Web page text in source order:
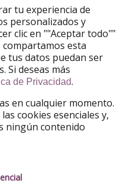
HolidayPirates
WakacyjniPiraci
Ferienpiraten
Urlaubspiraten
legal
tu experiencia de
personalizados y
clic en ""Aceptar todo""
esta
tus datos puedan ser
Si deseas más
de Privacidad.
en cualquier momento.
cookies esenciales y,
ningún contenido